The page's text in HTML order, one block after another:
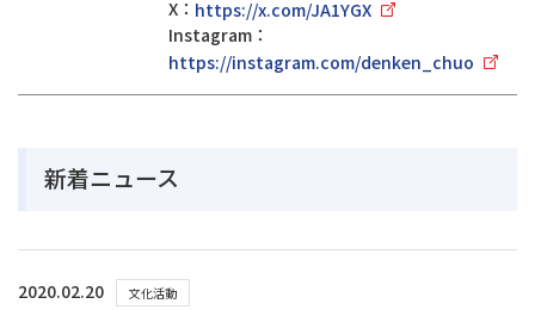
X： https://x.com/JA1YGX
Instagram：
https://instagram.com/denken_chuo
新着ニュース
2020.02.20 文化活動